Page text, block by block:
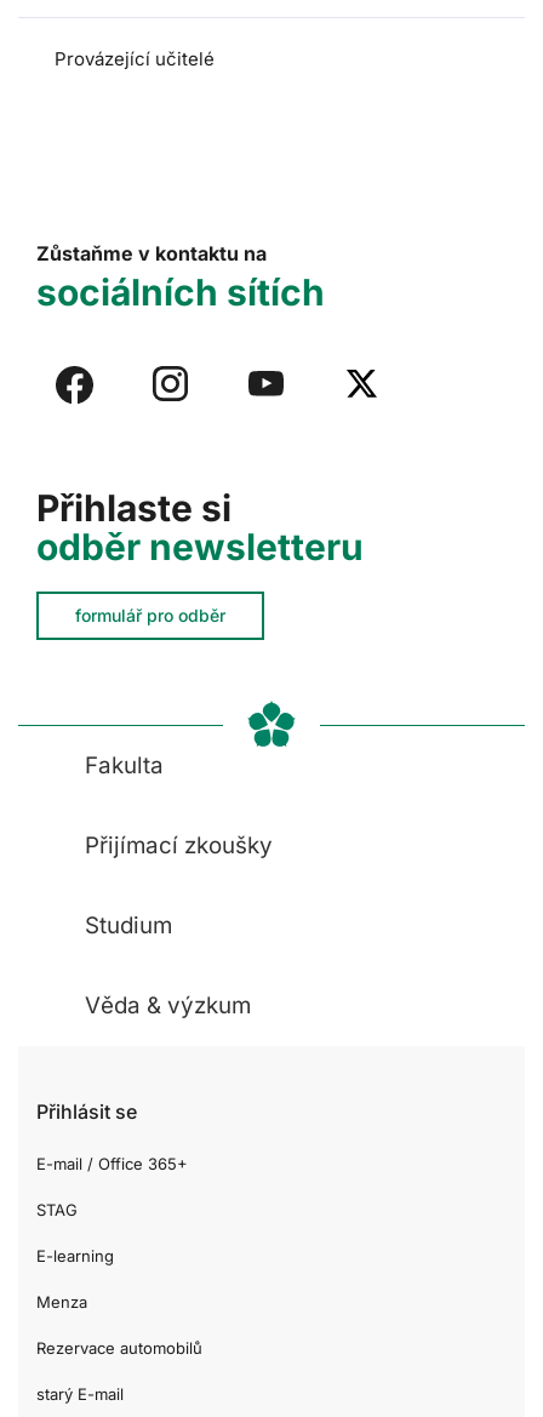
Provázející učitelé
Přihlaste si
odběr newsletteru
formulář pro odběr
Zůstaňme v kontaktu na
sociálních sítích
Fakulta
Přijímací zkoušky
Studium
Věda & výzkum
Přihlásit se
E-mail / Office 365+
STAG
E-learning
Menza
Rezervace automobilů
starý E-mail